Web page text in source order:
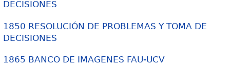
DECISIONES
1850 RESOLUCIÓN DE PROBLEMAS Y TOMA DE
DECISIONES
1865 BANCO DE IMAGENES FAU-UCV